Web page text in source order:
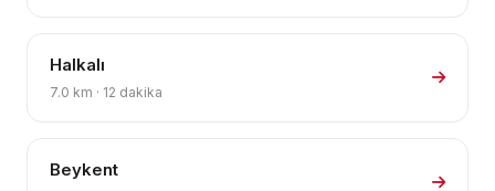
Halkalı
7.0 km · 12 dakika
Beykent